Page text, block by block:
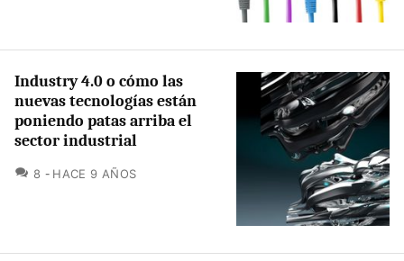
Industry 4.0 o cómo las
nuevas tecnologías están
poniendo patas arriba el
sector industrial
8 COMENTARIOS
HACE 9 AÑOS